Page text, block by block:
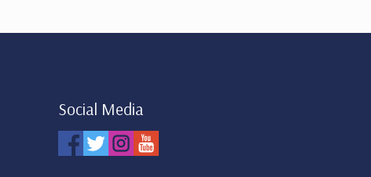
Social Media